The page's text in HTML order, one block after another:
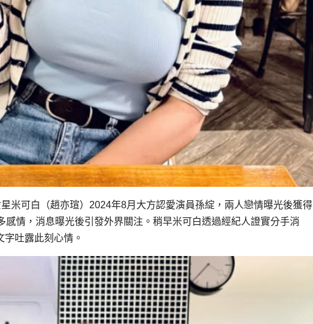
米可白（趙亦瑄）2024年8月大方認愛演員孫綻，兩人戀情曝光後獲得
情，消息曝光後引發外界關注。稍早米可白透過經紀人證實分手消
吐露此刻心情。